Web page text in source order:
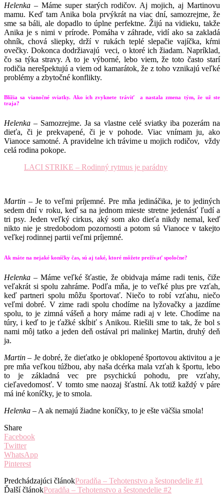
Helenka – Máme super starých rodičov. Aj mojich, aj Martinovu
mamu. Keď tam Anika bola prvýkrát na viac dní, samozrejme, že
sme sa báli, ale dopadlo to úplne perfektne. Žijú na vidieku, takže
Anika je s nimi v prírode. Pomáha v záhrade, vidí ako sa zakladá
ohník, chová sliepky, drží v rukách teplé slepačie vajíčka, kŕmi
ovečky. Dokonca dodržiavajú veci, o ktoré ich žiadam. Napríklad,
čo sa týka stravy. A to je výborné, lebo viem, že toto často starí
rodičia nerešpektujú a viem od kamarátok, že z toho vznikajú veľké
problémy a zbytočné konflikty.
Blížia sa vianočné sviatky. Ako ich zvyknete tráviť a nastala zmena tým, že už ste
traja?
Helenka– Samozrejme. Ja sa vlastne celé sviatky iba pozerám na
dieťa, či je prekvapené, či je v pohode. Viac vnímam ju, ako
Vianoce samotné. A pravidelne ich trávime u mojich rodičov, vždy
celá rodina pokope.
LACI STRIKE – Rodinný rytmus je parádny
Martin – Je to veľmi príjemné. Pre mňa jedináčika, je to jediných
sedem dní v roku, keď sa na jednom mieste stretne jedenásť ľudí a
tri psy. Jeden veľký cirkus, aký som ako dieťa nikdy nemal, keď
nikto nie je stredobodom pozornosti a potom sú Vianoce v takejto
veľkej rodinnej partii veľmi príjemné.
Ak máte na nejaké koníčky čas, sú aj také, ktoré môžete prežívať spoločne?
Helenka– Máme veľké šťastie, že obidvaja máme radi tenis, čiže
veľakrát si spolu zahráme. Podľa mňa, je to veľké plus pre vzťah,
keď partneri spolu môžu športovať. Niečo to robí vzťahu, niečo
veľmi dobré. V zime radi spolu chodíme na lyžovačky a jazdíme
spolu, to je zimná vášeň a hory máme radi aj v lete. Chodíme na
túry, i keď to je ťažké skĺbiť s Anikou. Riešili sme to tak, že bol s
nami môj tatko a jeden deň ostával pri malinkej Martin, druhý deň
ja.
Martin – Je dobré, že dieťatko je obklopené športovou aktivitou a je
pre mňa veľkou túžbou, aby naša dcérka mala vzťah k športu, lebo
to je základná vec pre psychickú pohodu, pre vzťahy,
cieľavedomosť. V tomto sme naozaj šťastní. Ak totiž každý v páre
má iné koníčky, je to smola.
Helenka – A ak nemajú žiadne koníčky, to je ešte väčšia smola!
Share
Facebook
Twitter
WhatsApp
Pinterest
Predchádzajúci článokPoradňa – Tehotenstvo a šestonedelie #1
Ďalší článokPoradňa – Tehotenstvo a šestonedelie #2